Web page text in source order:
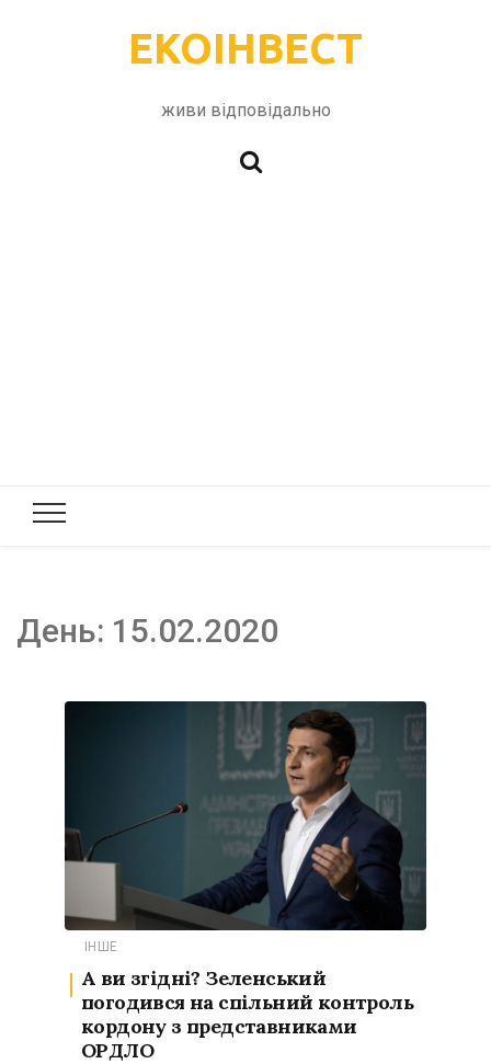
ЕКОІНВЕСТ
живи відповідально
День: 15.02.2020
ІНШЕ
А ви згідні? Зеленський
погодився на спільний контроль
кордону з представниками
ОРДЛО